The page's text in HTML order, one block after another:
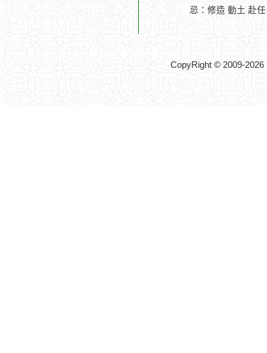
忌：修造 動土 赴任
CopyRight © 2009-2026